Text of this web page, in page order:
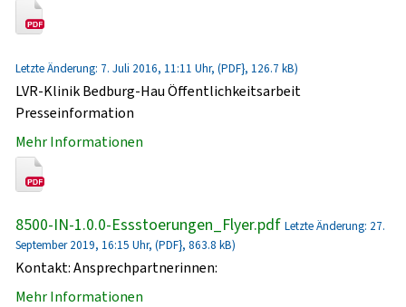
Letzte Änderung: 7. Juli 2016, 11:11 Uhr, (PDF}, 126.7 kB)
LVR-Klinik Bedburg-Hau Öffentlichkeitsarbeit
Presseinformation
Mehr Informationen
8500-IN-1.0.0-Essstoerungen_Flyer.pdf Letzte Änderung: 27.
September 2019, 16:15 Uhr, (PDF}, 863.8 kB)
Kontakt: Ansprechpartnerinnen:
Mehr Informationen